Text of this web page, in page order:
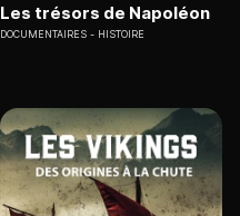
Les trésors de Napoléon
DOCUMENTAIRES HISTOIRE